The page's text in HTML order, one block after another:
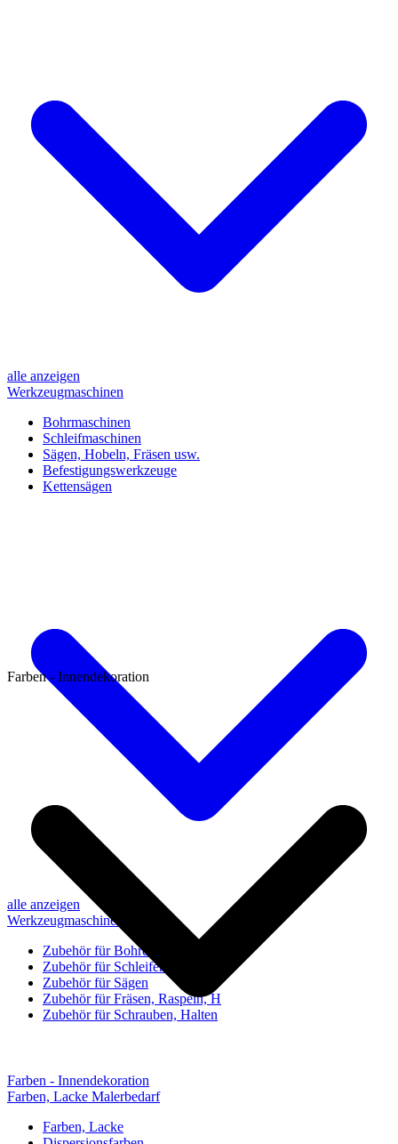
alle anzeigen
Werkzeugmaschinen
Bohrmaschinen
Schleifmaschinen
Sägen, Hobeln, Fräsen usw.
Befestigungswerkzeuge
Kettensägen
alle anzeigen
Werkzeugmaschinen-Zubehör
Zubehör für Bohren, Bohrhilfen
Zubehör für Schleifen, Poliere
Zubehör für Sägen
Zubehör für Fräsen, Raspeln, H
Zubehör für Schrauben, Halten
Farben - Innendekoration
Farben - Innendekoration
Farben, Lacke Malerbedarf
Farben, Lacke